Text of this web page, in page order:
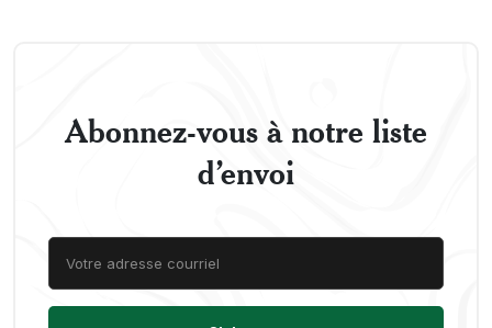
Abonnez-vous à notre liste
d’envoi